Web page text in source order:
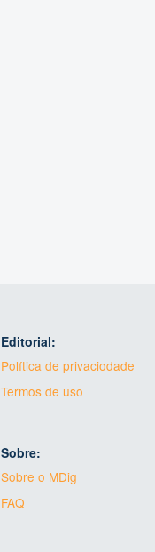
Editorial:
Política de privaciodade
Termos de uso
Sobre:
Sobre o MDig
FAQ